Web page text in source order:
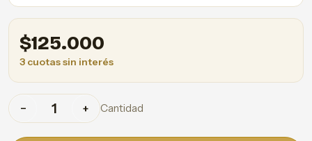
$125.000
3 cuotas sin interés
− + Cantidad